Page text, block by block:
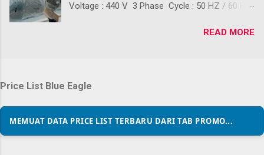
Voltage : 440 V 3 Phase Cycle : 50 HZ / 60 HZ
+/- 390 mm Back Diameter : +/- 280 mm
Workshop, Pendingin Blower Gedung, Pendingin
Blower Conveyor, Dan lain-lain Klik 👇 Untuk
Pembelian PURCHASE ORDER
READ MORE
Price List Blue Eagle
MEMUAT DATA PRICE LIST TERBARU DARI TAB PROMO...